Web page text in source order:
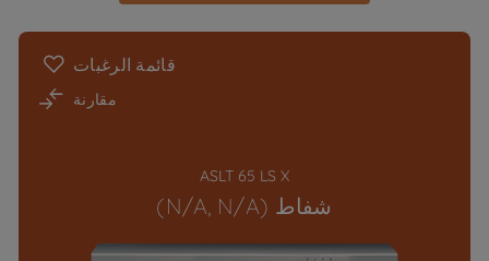
قائمة الرغبات
مقارنة
ASLT 65 LS X
شفاط (N/A, N/A)